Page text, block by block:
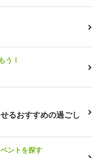
う！
るおすすめの過ごし
ントを探す